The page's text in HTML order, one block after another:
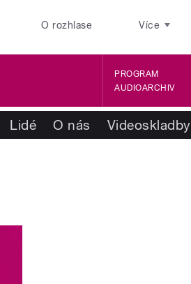
O rozhlase Více
PROGRAM
AUDIOARCHIV
Lidé O nás Videoskladby